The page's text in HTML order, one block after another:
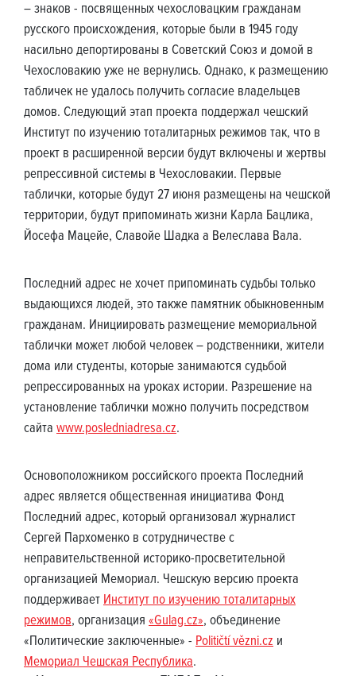
– знаков - посвященных чехословацким гражданам
русского происхождения, которые были в 1945 году
насильно депортированы в Советский Союз и домой в
Чехословакию уже не вернулись. Однако, к размещению
табличек не удалось получить согласие владельцев
домов. Следующий этап проекта поддержал чешский
Институт по изучению тоталитарных режимов так, что в
проект в расширенной версии будут включены и жертвы
репрессивной системы в Чехословакии. Первые
таблички, которые будут 27 июня размещены на чешской
территории, будут припоминать жизни Карла Бацлика,
Йосефа Мацейе, Славойе Шадка а Велеслава Вала.
Последний адрес не хочет припоминать судьбы только
выдающихся людей, это также памятник обыкновенным
гражданам. Инициировать размещение мемориальной
таблички может любой человек – родственники, жители
дома или студенты, которые занимаются судьбой
репрессированных на уроках истории. Разрешение на
установление таблички можно получить посредством
сайта www.posledniadresa.cz.
Основоположником российского проекта Последний
адрес является общественная инициатива Фонд
Последний адрес, который организовал журналист
Сергей Пархоменко в сотрудничестве с
неправительственной историко-просветительной
организацией Мемориал. Чешскую версию проекта
поддерживаетИнститут по изучению тоталитарных
режимов, организация «Gulag.cz», объединение
«Политические заключенные» - Političtí vězni.cz и
Мемориал Чешская Республика.